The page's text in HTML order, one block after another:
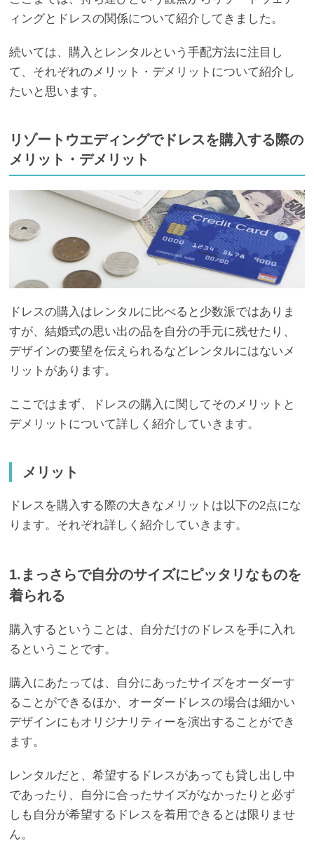
ィングとドレスの関係について紹介してきました。
続いては、購入とレンタルという手配方法に注目し
て、それぞれのメリット・デメリットについて紹介し
たいと思います。
リゾートウエディングでドレスを購入する際の
メリット・デメリット
ドレスの購入はレンタルに比べると少数派ではありま
すが、結婚式の思い出の品を自分の手元に残せたり、
デザインの要望を伝えられるなどレンタルにはないメ
リットがあります。
ここではまず、ドレスの購入に関してそのメリットと
デメリットについて詳しく紹介していきます。
メリット
ドレスを購入する際の大きなメリットは以下の2点にな
ります。それぞれ詳しく紹介していきます。
1.まっさらで自分のサイズにピッタリなものを
着られる
購入するということは、自分だけのドレスを手に入れ
るということです。
購入にあたっては、自分にあったサイズをオーダーす
ることができるほか、オーダードレスの場合は細かい
デザインにもオリジナリティーを演出することができ
ます。
レンタルだと、希望するドレスがあっても貸し出し中
であったり、自分に合ったサイズがなかったりと必ず
しも自分が希望するドレスを着用できるとは限りませ
ん。